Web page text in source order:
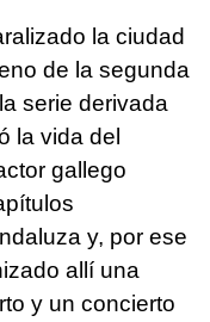
la ciudad
de la segunda
serie derivada
la vida del
gallego
y, por ese
allí una
y un concierto